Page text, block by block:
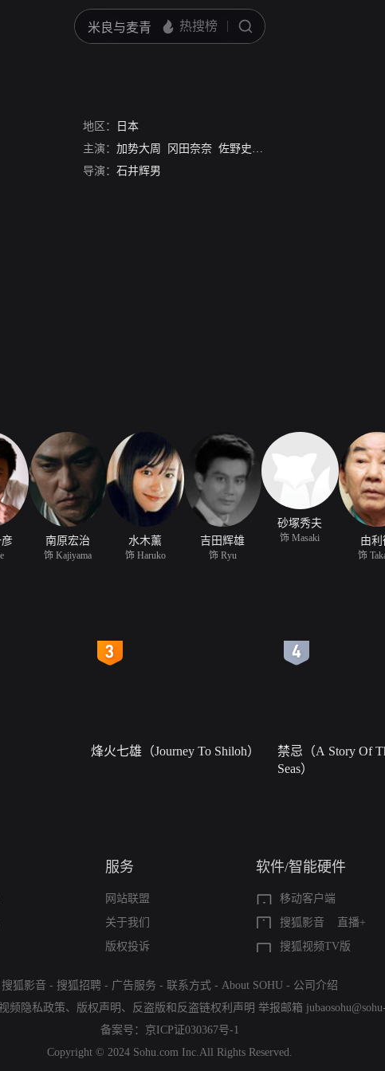
地区：
日本
主演： 加势大周 冈田奈奈 佐野史郎
导演： 石井辉男
南原宏治
饰 Kajiyama
水木薰
饰 Haruko
吉田辉雄
饰 Ryu
砂塚秀夫
饰 Masaki 由利
饰
烽火七雄（Journey To Shiloh）
禁忌（A Story Of
Seas）
服务
网站联盟
关于我们
版权投诉
软件/智能硬件
移动客户端
搜狐影音
直播+
搜狐视频TV版
搜狐影音 - 搜狐招聘 - 广告服务 - 联系方式 - About SOHU - 公司介绍
频隐私政策、 版权声明 、 反盗版和反盗链权利声明 举报邮箱
备案号： 京ICP证030367号-1
Copyright © 2024 Sohu.com Inc.All Rights Reserved.